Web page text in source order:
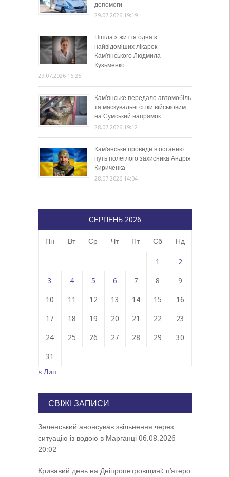
допомоги
29.07.2026 19:19
Пішла з життя одна з
найвідоміших лікарок
Кам’янського Людмила
Кузьменко
29.07.2026 16:25
Кам’янське передало автомобіль
та маскувальні сітки військовим
на Сумський напрямок
28.07.2026 19:12
Кам’янське проведе в останню
путь полеглого захисника Андрія
Кириченка
28.07.2026 14:04
СЕРПЕНЬ 2026
Пн Вт Ср Чт Пт Сб Нд
1 2
3 4 5 6 7 8 9
10 11 12 13 14 15 16
17 18 19 20 21 22 23
24 25 26 27 28 29 30
31
« Лип
СВІЖІ ЗАПИСИ
Зеленський анонсував звільнення через
ситуацію із водою в Марганці 06.08.2026
20:02
Кривавий день на Дніпропетровщині: п’ятеро